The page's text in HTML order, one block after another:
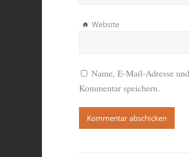
Website
Name, E-Mail-Adresse
Kommentar speichern.